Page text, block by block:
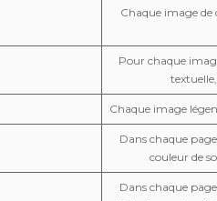
Chaque image de
Pour chaque
Chaque image
Dans chaque
couleur de
Dans chaque